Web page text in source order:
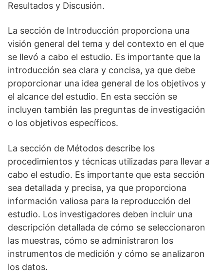
Resultados y Discusión.
La sección de Introducción proporciona una
visión general del tema y del contexto en el que
se llevó a cabo el estudio. Es importante que la
introducción sea clara y concisa, ya que debe
proporcionar una idea general de los objetivos y
el alcance del estudio. En esta sección se
incluyen también las preguntas de investigación
o los objetivos específicos.
La sección de Métodos describe los
procedimientos y técnicas utilizadas para llevar a
cabo el estudio. Es importante que esta sección
sea detallada y precisa, ya que proporciona
información valiosa para la reproducción del
estudio. Los investigadores deben incluir una
descripción detallada de cómo se seleccionaron
las muestras, cómo se administraron los
instrumentos de medición y cómo se analizaron
los datos.